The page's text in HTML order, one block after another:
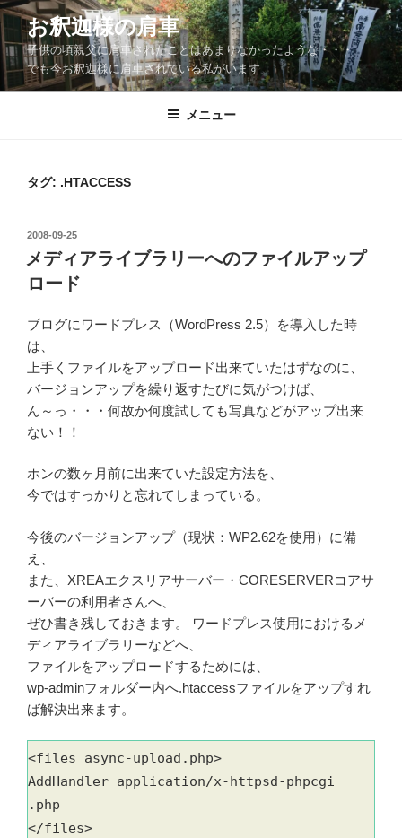
コ
ン
テ
ン
ツ
お釈迦様の肩車
子供の頃親父に肩車されたことはあまりなかったような・・・
でも今お釈迦様に肩車されている私がいます
メニュー
タグ: .HTACCESS
投
日:
2008-09-25
メディアライブラリーへのファイルアップ
ロード
ブログにワードプレス（WordPress 2.5）を導入した時
は、
上手くファイルをアップロード出来ていたはずなのに、
バージョンアップを繰り返すたびに気がつけば、
ん～っ・・・何故か何度試しても写真などがアップ出来
ない！！
ホンの数ヶ月前に出来ていた設定方法を、
今ではすっかりと忘れてしまっている。
今後のバージョンアップ（現状：WP2.62を使用）に備
え、
また、XREAエクスリアサーバー・CORESERVERコアサ
ーバーの利用者さんへ、
ぜひ書き残しておきます。 ワードプレス使用におけるメ
ディアライブラリーなどへ、
ファイルをアップロードするためには、
wp-adminフォルダー内へ.htaccessファイルをアップすれ
ば解決出来ます。
<files async-upload.php>
AddHandler application/x-httpsd-phpcgi
.php
</files>